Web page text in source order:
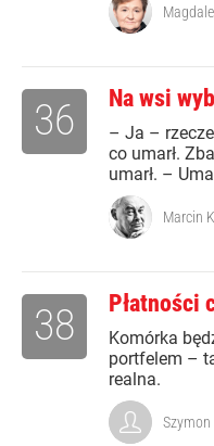
Na wsi
– Ja –
co umarł.
umarł. –
36
Marcin
Płatności
Komórka
portfelem –
realna.
38
Szymon